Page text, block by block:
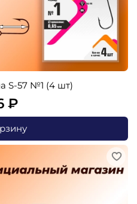
S-57 №1 (4 шт)
₽